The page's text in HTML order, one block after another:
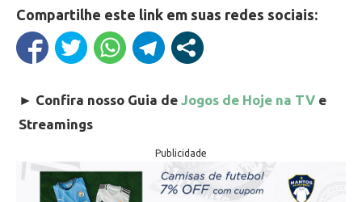
Compartilhe este link em suas redes sociais:
► Confira nosso Guia de Jogos de Hoje na TV e
Streamings
Publicidade